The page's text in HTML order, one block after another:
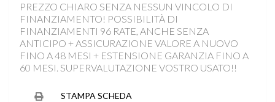
HILL DESCENT CONTROL
INGRESSI USB
PREZZO CHIARO SENZA NESSUN VINCOLO DI
FINANZIAMENTO! POSSIBILITÀ DI
FINANZIAMENTI 96 RATE, ANCHE SENZA
ANTICIPO + ASSICURAZIONE VALORE A NUOVO
FINO A 48 MESI + ESTENSIONE GARANZIA FINO A
60 MESI. SUPERVALUTAZIONE VOSTRO USATO!!
STAMPA SCHEDA